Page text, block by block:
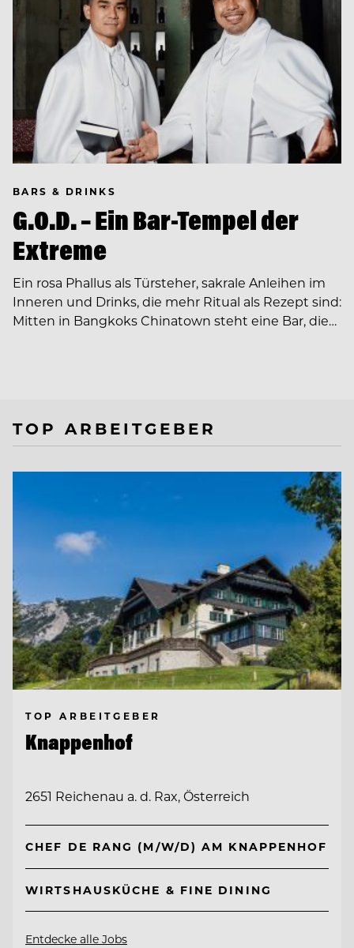
BARS & DRINKS
G.O.D. – Ein Bar-Tempel der
Extreme
Ein rosa Phallus als Türsteher, sakrale Anleihen im
Inneren und Drinks, die mehr Ritual als Rezept sind:
Mitten in Bangkoks Chinatown steht eine Bar, die…
TOP ARBEITGEBER
TOP ARBEITGEBER
Knappenhof
2651 Reichenau a. d. Rax, Österreich
CHEF DE RANG (M/W/D) AM KNAPPENHOF
WIRTSHAUSKÜCHE & FINE DINING
Entdecke alle Jobs